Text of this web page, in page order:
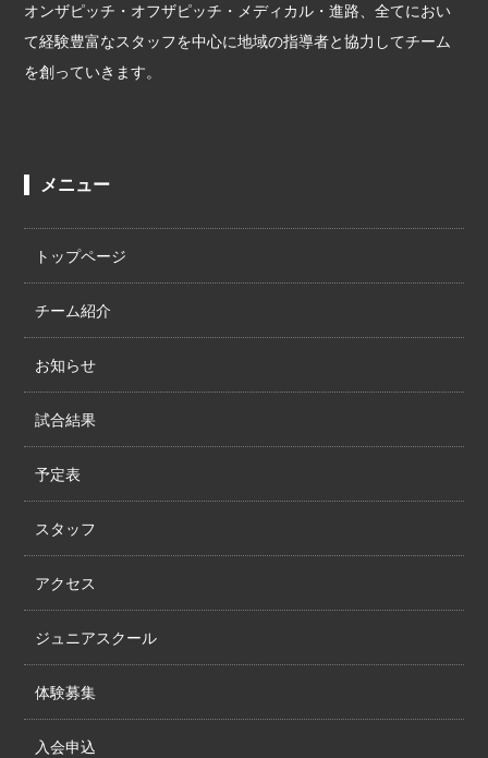
オンザピッチ・オフザピッチ・メディカル・進路、全てにおい
て経験豊富なスタッフを中心に地域の指導者と協力してチーム
を創っていきます。
メニュー
トップページ
チーム紹介
お知らせ
試合結果
予定表
スタッフ
アクセス
ジュニアスクール
体験募集
入会申込